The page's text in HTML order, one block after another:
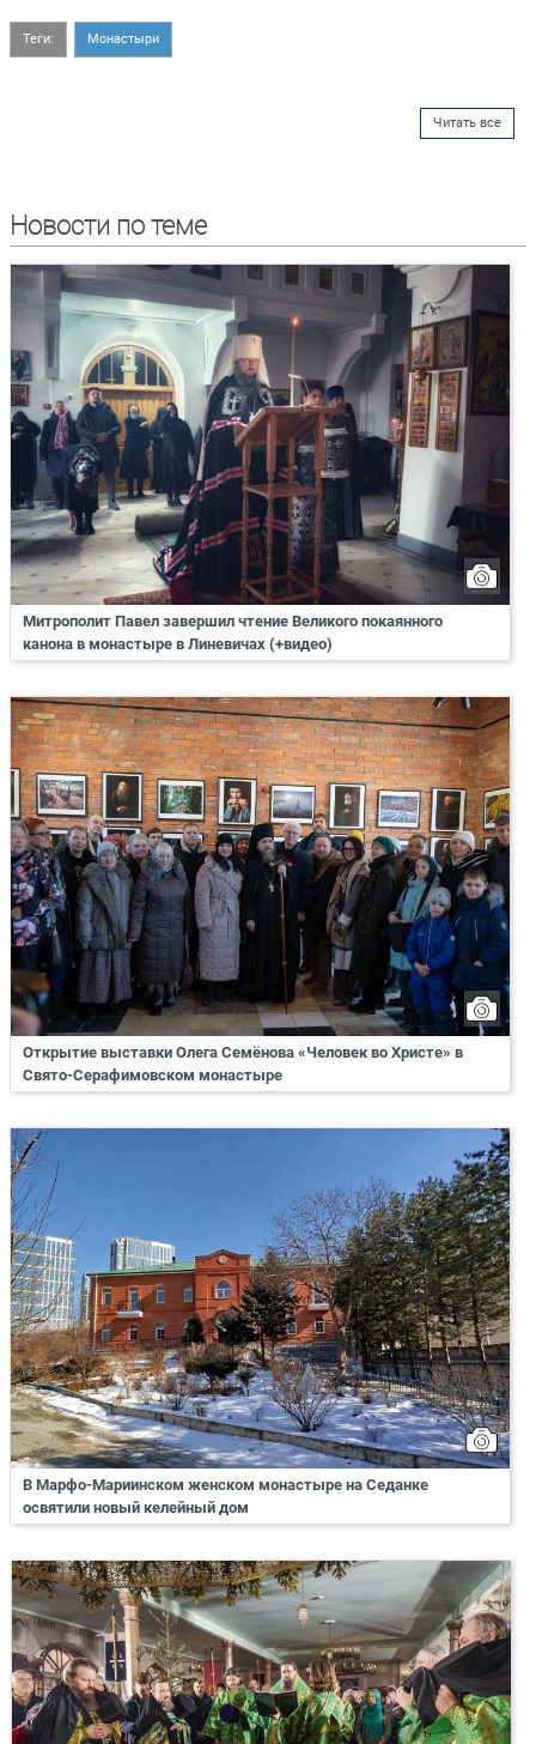
Теги: Монастыри
Читать все
Новости по теме
Митрополит Павел завершил чтение Великого покаянного
канона в монастыре в Линевичах (+видео)
Открытие выставки Олега Семёнова «Человек во Христе» в
Свято-Серафимовском монастыре
В Марфо-Мариинском женском монастыре на Седанке
освятили новый келейный дом